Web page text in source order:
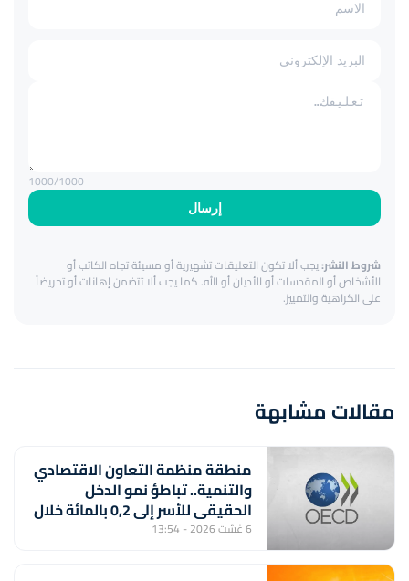
إرسال
1000/1000
شروط النشر:يجب ألا تكون التعليقات تشهيرية أو مسيئة تجاه الكاتب أو
الأشخاص أو المقدسات أو الأديان أو الله. كما يجب ألا تتضمن إهانات أو تحريضاً
على الكراهية والتمييز.
مقالات مشابهة
منطقة منظمة التعاون الاقتصادي
والتنمية.. تباطؤ نمو الدخل
الحقيقي للأسر إلى 0,2 بالمائة خلال
الربع الأول من 2026
6 غشت 2026 - 13:54